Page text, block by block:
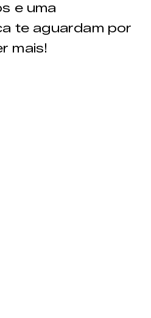
e uma
te aguardam por
mais!